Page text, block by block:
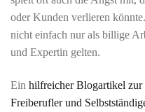
oder Kunden verlieren
nicht einfach nur als billige
und Expertin gelten.
Ein hilfreicher Blogartikel zur
Freiberufler und